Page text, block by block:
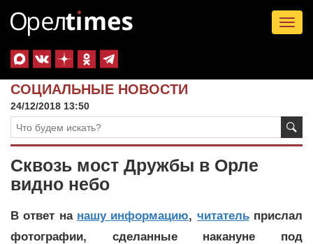
СОЦИАЛЬНЫЕ НОВОСТИ
24/12/2018 13:50
Сквозь мост Дружбы в Орле
видно небо
В ответ на нашу информацию, читательприслал
фотографии, сделанные накануне под